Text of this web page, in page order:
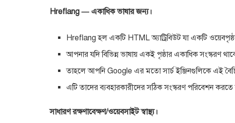
Hreflang — একাধিক ভাষার জন্য।
Hreflang হল একটি HTML অ্যাট্রিবিউট যা একটি
আপনার যদি বিভিন্ন ভাষায় একই পৃষ্ঠার একাধিক সংস্করণ
তাহলে আপনি Google এর মতো সার্চ ইঞ্জিনগুলিকে এই
এটি তাদের ব্যবহারকারীদের সঠিক সংস্করণ পরিবেশন করতে
সাধারণ রক্ষণাবেক্ষণ/ওয়েবসাইট স্বাস্থ্য।